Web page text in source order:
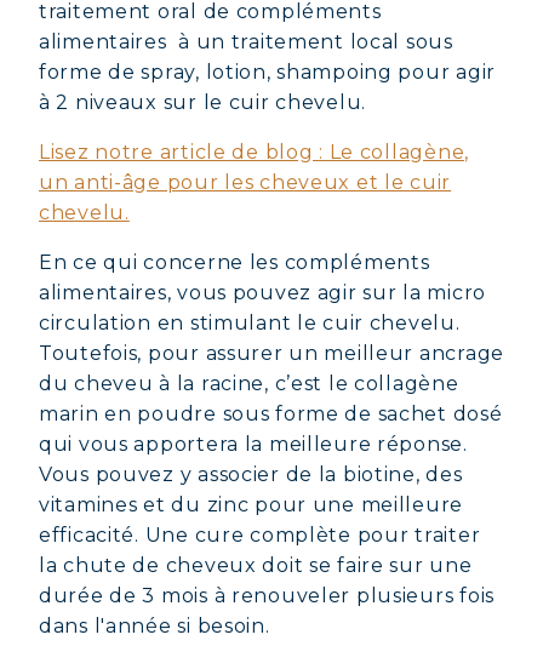
COLLAGÈNE DÉTOX : AFFINEZ ET
RAFFERMISSEZ VOTRE CORPS
COLLAGÈNE POUR CHEVEUX :
COLLAGÈNE : SOULAGEZ DOULEURS
& ARTICULATIONS
IMMUNITÉ NATURELLEMENT
traitement oral de compléments
alimentaires à un traitement local sous
forme de spray, lotion, shampoing pour agir
à 2 niveaux sur le cuir chevelu.
Lisez notre article de blog : Le collagène,
un anti-âge pour les cheveux et le cuir
chevelu.
En ce qui concerne les compléments
alimentaires, vous pouvez agir sur la micro
circulation en stimulant le cuir chevelu.
Toutefois, pour assurer un meilleur ancrage
du cheveu à la racine, c’est le collagène
marin en poudre sous forme de sachet dosé
qui vous apportera la meilleure réponse.
Vous pouvez y associer de la biotine, des
vitamines et du zinc pour une meilleure
efficacité. Une cure complète pour traiter
la chute de cheveux doit se faire sur une
durée de 3 mois à renouveler plusieurs fois
dans l'année si besoin.